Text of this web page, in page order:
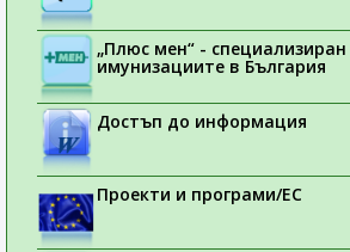
„Плюс мен“ - специализиран
имунизациите в България
Достъп до информация
Проекти и програми/ЕС